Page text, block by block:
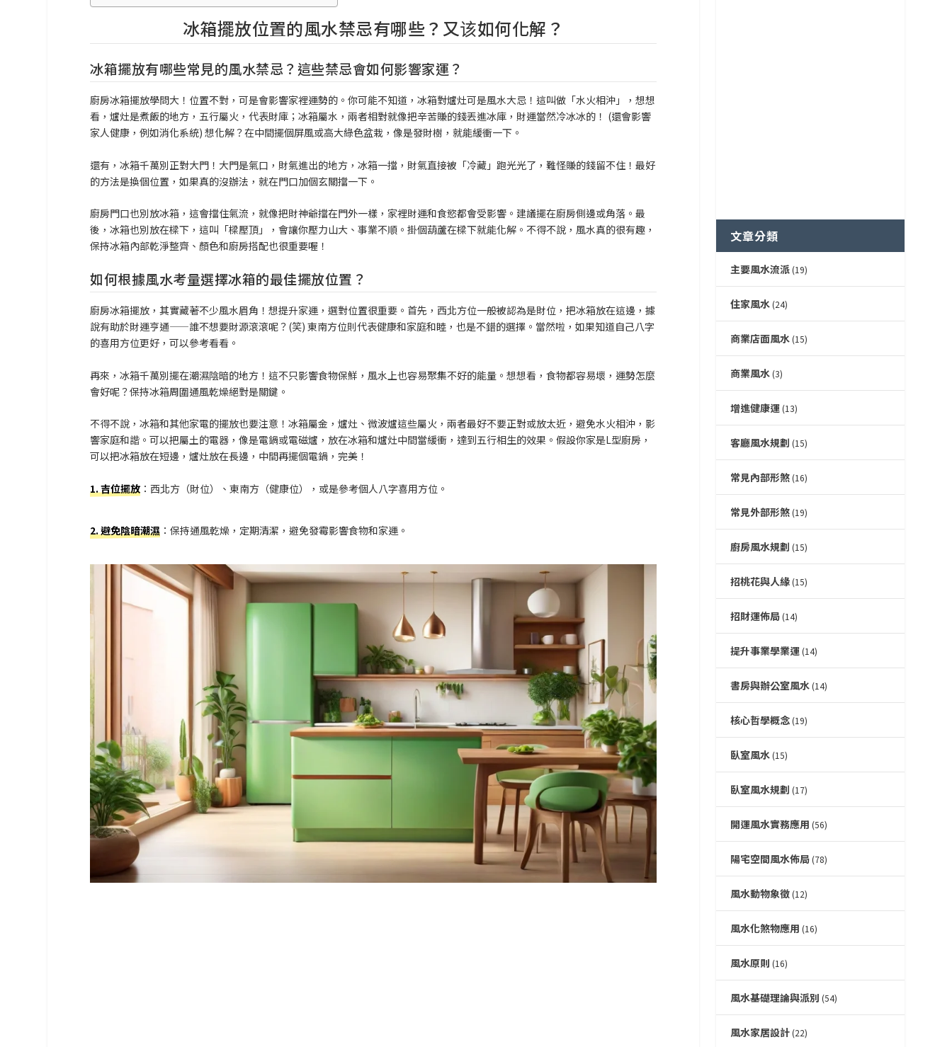
冰箱擺放位置的風水禁忌有哪些？又该如何化解？
冰箱擺放有哪些常見的風水禁忌？這些禁忌會如何影響家運？
廚房冰箱擺放學問大！位置不對，可是會影響家裡運勢的。你可能不知道，冰箱對爐灶可是風水大忌！這叫做「水火相沖」，想想
看，爐灶是煮飯的地方，五行屬火，代表財庫；冰箱屬水，兩者相對就像把辛苦賺的錢丟進冰庫，財運當然冷冰冰的！ (還會影響
家人健康，例如消化系統) 想化解？在中間擺個屏風或高大綠色盆栽，像是發財樹，就能緩衝一下。
還有，冰箱千萬別正對大門！大門是氣口，財氣進出的地方，冰箱一擋，財氣直接被「冷藏」跑光光了，難怪賺的錢留不住！最好
的方法是換個位置，如果真的沒辦法，就在門口加個玄關擋一下。
廚房門口也別放冰箱，這會擋住氣流，就像把財神爺擋在門外一樣，家裡財運和食慾都會受影響。建議擺在廚房側邊或角落。最
後，冰箱也別放在樑下，這叫「樑壓頂」，會讓你壓力山大、事業不順。掛個葫蘆在樑下就能化解。不得不說，風水真的很有趣，
保持冰箱內部乾淨整齊、顏色和廚房搭配也很重要喔！
如何根據風水考量選擇冰箱的最佳擺放位置？
廚房冰箱擺放，其實藏著不少風水眉角！想提升家運，選對位置很重要。首先，西北方位一般被認為是財位，把冰箱放在這邊，據
說有助於財運亨通——誰不想要財源滾滾呢？(笑) 東南方位則代表健康和家庭和睦，也是不錯的選擇。當然啦，如果知道自己八字
的喜用方位更好，可以參考看看。
再來，冰箱千萬別擺在潮濕陰暗的地方！這不只影響食物保鮮，風水上也容易聚集不好的能量。想想看，食物都容易壞，運勢怎麼
會好呢？保持冰箱周圍通風乾燥絕對是關鍵。
不得不說，冰箱和其他家電的擺放也要注意！冰箱屬金，爐灶、微波爐這些屬火，兩者最好不要正對或放太近，避免水火相沖，影
響家庭和諧。可以把屬土的電器，像是電鍋或電磁爐，放在冰箱和爐灶中間當緩衝，達到五行相生的效果。假設你家是L型廚房，
可以把冰箱放在短邊，爐灶放在長邊，中間再擺個電鍋，完美！
1. 吉位擺放 ：西北方（財位）、東南方（健康位），或是參考個人八字喜用方位。
2. 避免陰暗潮濕 ：保持通風乾燥，定期清潔，避免發霉影響食物和家運。
文章分類
主要風水流派(19)
住家風水(24)
商業店面風水(15)
商業風水(3)
增進健康運(13)
客廳風水規劃 (15)
常見內部形煞(16)
常見外部形煞(19)
廚房風水規劃 (15)
招桃花與人緣(15)
招財運佈局(14)
提升事業學業運(14)
書房與辦公室風水(14)
核心哲學概念(19)
臥室風水(15)
臥室風水規劃 (17)
開運風水實務應用 (56)
陽宅空間風水佈局(78)
風水動物象徵(12)
風水化煞物應用 (16)
風水原則 (16)
風水基礎理論與派別 (54)
風水家居設計(22)